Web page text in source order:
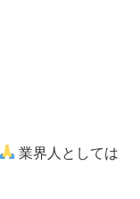
業界人としては